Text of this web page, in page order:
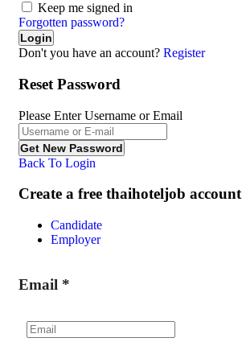
Keep me signed in
Forgotten password?
Don't you have an account? Register
Reset Password
Please Enter Username or Email
Back To Login
Create a free thaihoteljob account
Candidate
Employer
Email *